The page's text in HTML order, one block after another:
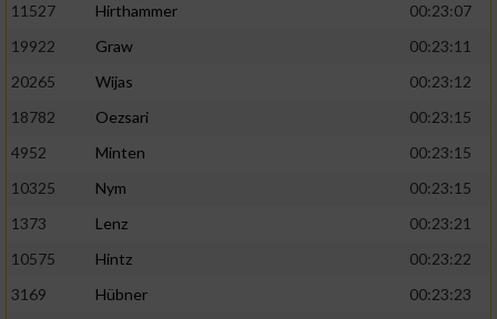
11527
Hirthammer
00:23:07
19922
Graw
00:23:11
20265
Wijas
00:23:12
18782
Oezsari
00:23:15
4952
Minten
00:23:15
10325
Nym
00:23:15
1373
Lenz
00:23:21
10575
Hintz
00:23:22
3169
Hübner
00:23:23